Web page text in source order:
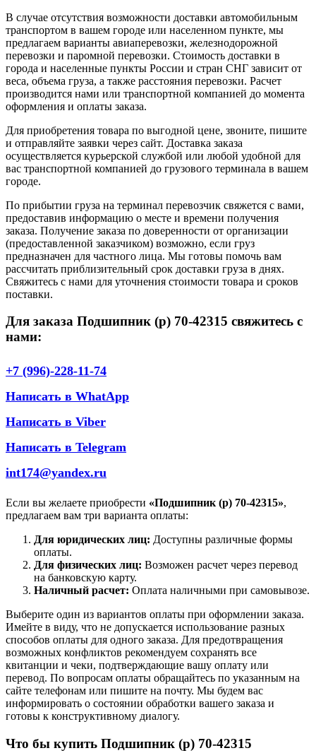
В случае отсутствия возможности доставки автомобильным
транспортом в вашем городе или населенном пункте, мы
предлагаем варианты авиаперевозки, железнодорожной
перевозки и паромной перевозки. Стоимость доставки в
города и населенные пункты России и стран СНГ зависит от
веса, объема груза, а также расстояния перевозки. Расчет
производится нами или транспортной компанией до момента
оформления и оплаты заказа.
Для приобретения товара по выгодной цене, звоните, пишите
и отправляйте заявки через сайт. Доставка заказа
осуществляется курьерской службой или любой удобной для
вас транспортной компанией до грузового терминала в вашем
городе.
По прибытии груза на терминал перевозчик свяжется с вами,
предоставив информацию о месте и времени получения
заказа. Получение заказа по доверенности от организации
(предоставленной заказчиком) возможно, если груз
предназначен для частного лица. Мы готовы помочь вам
рассчитать приблизительный срок доставки груза в днях.
Свяжитесь с нами для уточнения стоимости товара и сроков
поставки.
Для заказа Подшипник (р) 70-42315 свяжитесь с
нами:
+7 (996)-228-11-74
Написать в WhatApp
Написать в Viber
Написать в Telegram
int174@yandex.ru
Если вы желаете приобрести «Подшипник (р) 70-42315»,
предлагаем вам три варианта оплаты:
Для юридических лиц: Доступны различные формы
оплаты.
Для физических лиц: Возможен расчет через перевод
на банковскую карту.
Наличный расчет: Оплата наличными при самовывозе.
Выберите один из вариантов оплаты при оформлении заказа.
Имейте в виду, что не допускается использование разных
способов оплаты для одного заказа. Для предотвращения
возможных конфликтов рекомендуем сохранять все
квитанции и чеки, подтверждающие вашу оплату или
перевод. По вопросам оплаты обращайтесь по указанным на
сайте телефонам или пишите на почту. Мы будем вас
информировать о состоянии обработки вашего заказа и
готовы к конструктивному диалогу.
Что бы купить Подшипник (р) 70-42315